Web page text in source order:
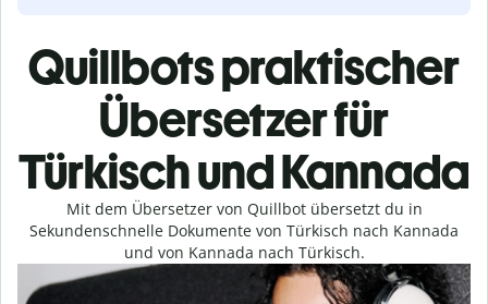
Quillbots praktischer
Übersetzer für
Türkisch und Kannada
Mit dem Übersetzer von Quillbot übersetzt du in
Sekundenschnelle Dokumente von Türkisch nach Kannada
und von Kannada nach Türkisch.